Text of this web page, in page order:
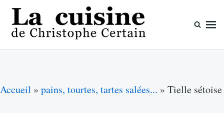
Skip
content
Search
for:
Accueil » pains, tourtes, tartes salées... » Tielle sétoise